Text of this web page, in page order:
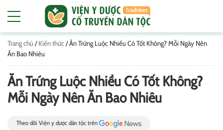
Trang chủ /Kiến thức/Ăn Trứng Luộc Nhiều Có Tốt Không? Mỗi Ngày Nên
Ăn Bao Nhiêu
Ăn Trứng Luộc Nhiều Có Tốt Không?
Mỗi Ngày Nên Ăn Bao Nhiêu
Theo dõi Viện y dược dân tộc trên